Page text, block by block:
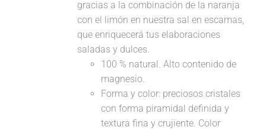
gracias a la combinación de la naranja
con el limón en nuestra sal en escamas,
que enriquecerá tus elaboraciones
saladas y dulces.
100 % natural. Alto contenido de
magnesio.
Forma y color: preciosos cristales
con forma piramidal definida y
textura fina y crujiente. Color